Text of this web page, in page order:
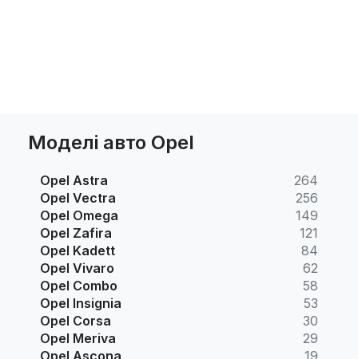
Моделі авто Opel
Opel Astra
264
Opel Vectra
256
Opel Omega
149
Opel Zafira
121
Opel Kadett
84
Opel Vivaro
62
Opel Combo
58
Opel Insignia
53
Opel Corsa
30
Opel Meriva
29
Opel Ascona
19